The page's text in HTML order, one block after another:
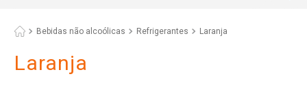
Bebidas não alcoólicas Refrigerantes Laranja
Laranja